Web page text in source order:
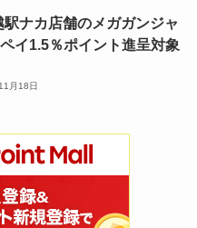
ナカ店舗のメガガンジャ
イ1.5％ポイント進呈対象
月18日